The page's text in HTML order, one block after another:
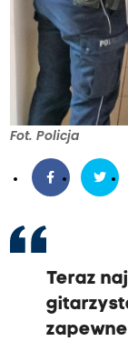
Fot. Policja
Teraz